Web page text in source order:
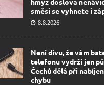
směsi se vyhnete i
8.8.2026
Není divu, že vám
telefonu vydrží jen
Čechů dělá při
chybu